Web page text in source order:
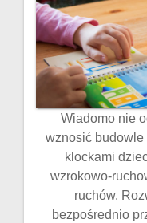
Wiadomo nie
wznosić budowle
klockami
wzrokowo-
ruchów.
bezpośrednio